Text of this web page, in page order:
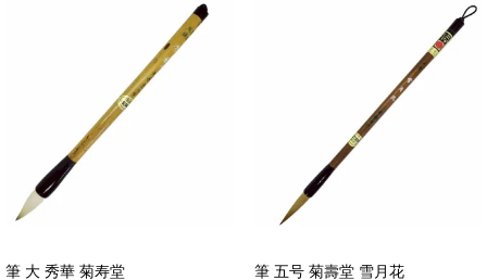
筆 大 秀華 菊寿堂 筆 五号 菊壽堂 雪月花